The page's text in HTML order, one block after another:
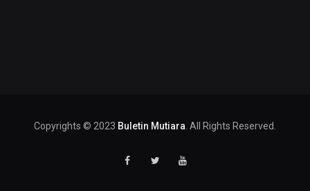
Copyrights © 2023 Buletin Mutiara . All Rights Reserved.